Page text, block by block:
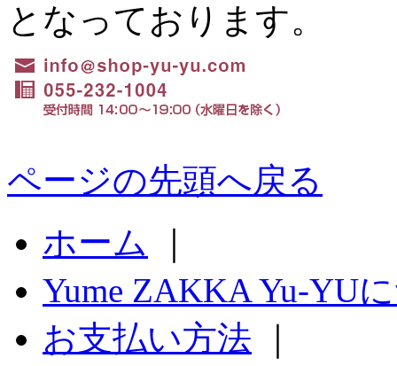
となっております。
ページの先頭へ戻る
ホーム
Yume ZAKKA Yu-YU
お支払い方法